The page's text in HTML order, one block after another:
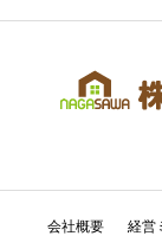
会社概要 経営